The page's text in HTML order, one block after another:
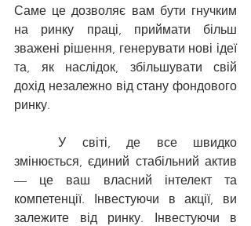
Саме це дозволяє вам бути гнучким
на ринку праці, приймати більш
зважені рішення, генерувати нові ідеї
та, як наслідок, збільшувати свій
дохід незалежно від стану фондового
ринку.
	У світі, де все швидко
змінюється, єдиний стабільний актив
— це ваш власний інтелект та
компетенції. Інвестуючи в акції, ви
залежите від ринку. Інвестуючи в